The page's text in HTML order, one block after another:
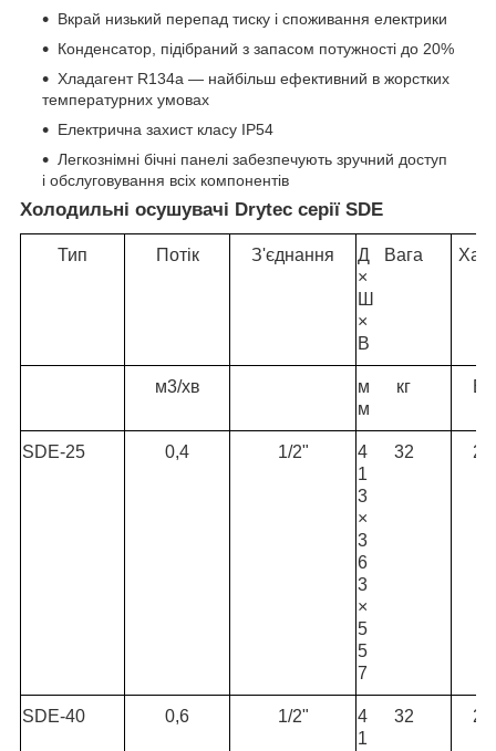
Вкрай низький перепад тиску і споживання електрики
Конденсатор, підібраний з запасом потужності до 20%
Хладагент R134a — найбільш ефективний в жорстких
температурних умовах
Електрична захист класу IP54
Легкознімні бічні панелі забезпечують зручний доступ
і обслуговування всіх компонентів
Холодильні осушувачі Drytec серії SDE
Тип Потік З'єднання
Д
×
Ш
×
В
Вага
м3/хв
м
м
кг В
SDE-25 0,4 1/2"
4
1
3
×
3
6
3
×
5
5
7
32
SDE-40 0,6 1/2"
4
1
32